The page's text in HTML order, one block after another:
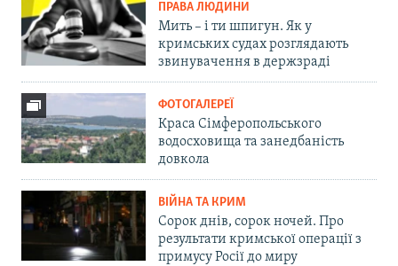
ПРАВА ЛЮДИНИ
Мить – і ти шпигун. Як у
кримських судах розглядають
звинувачення в держзраді
ФОТОГАЛЕРЕЇ
Краса Сімферопольського
водосховища та занедбаність
довкола
ВІЙНА ТА КРИМ
Сорок днів, сорок ночей. Про
результати кримської операції з
примусу Росії до миру